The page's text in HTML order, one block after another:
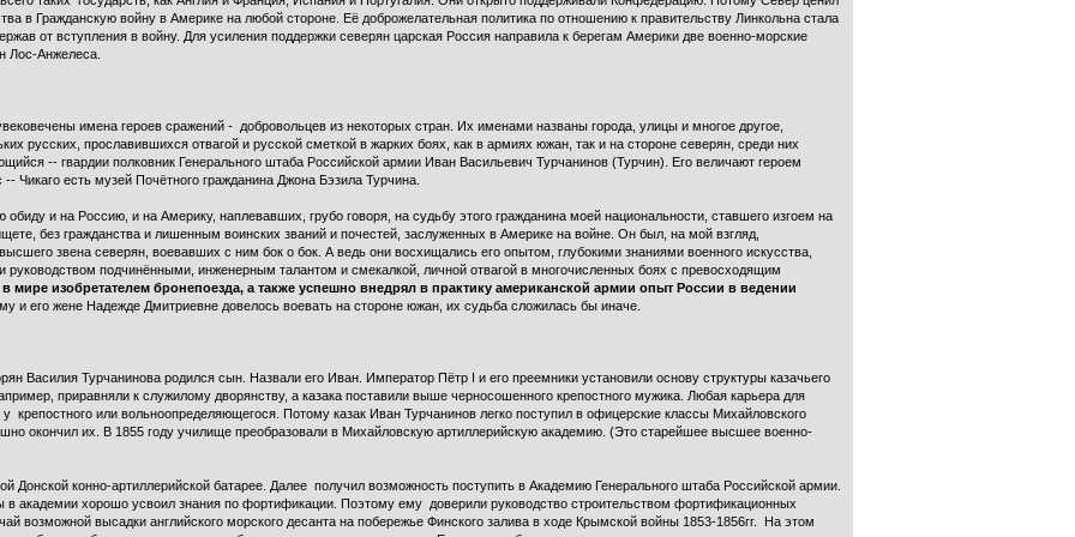
в Гражданскую войну в Америке на любой стороне. Её доброжелательная политика по отношению к правительству Линкольна стала
от вступления в войну. Для усиления поддержки северян царская Россия направила к берегам Америки две военно-морские
Лос-Анжелеса.
имена героев сражений - добровольцев из некоторых стран. Их именами названы города, улицы и многое другое,
русских, прославившихся отвагой и русской сметкой в жарких боях, как в армиях южан, так и на стороне северян, среди них
-- гвардии полковник Генерального штаба Российской армии Иван Васильевич Турчанинов (Турчин). Его величают героем
Чикаго есть музей Почётного гражданина Джона Бэзила Турчина.
и на Россию, и на Америку, наплевавших, грубо говоря, на судьбу этого гражданина моей национальности, ставшего изгоем на
без гражданства и лишенным воинских званий и почестей, заслуженных в Америке на войне. Он был, на мой взгляд,
звена северян, воевавших с ним бок о бок. А ведь они восхищались его опытом, глубокими знаниями военного искусства,
подчинёнными, инженерным талантом и смекалкой, личной отвагой в многочисленных боях с превосходящим
мире изобретателем бронепоезда, а также успешно внедрял в практику американской армии опыт России в ведении
и его жене Надежде Дмитриевне довелось воевать на стороне южан, их судьба сложилась бы иначе.
Василия Турчанинова родился сын. Назвали его Иван. Император Пётр I и его преемники установили основу структуры казачьего
приравняли к служилому дворянству, а казака поставили выше черносошенного крепостного мужика. Любая карьера для
крепостного или вольноопределяющегося. Потому казак Иван Турчанинов легко поступил в офицерские классы Михайловского
окончил их. В 1855 году училище преобразовали в Михайловскую артиллерийскую академию. (Это старейшее высшее военно-
Донской конно-артиллерийской батарее. Далее получил возможность поступить в Академию Генерального штаба Российской армии.
академии хорошо усвоил знания по фортификации. Поэтому ему доверили руководство строительством фортификационных
возможной высадки английского морского десанта на побережье Финского залива в ходе Крымской войны 1853-1856гг. На этом